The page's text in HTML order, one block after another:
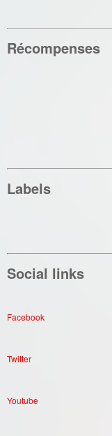
Récompenses
Labels
Social links
Facebook
Twitter
Youtube